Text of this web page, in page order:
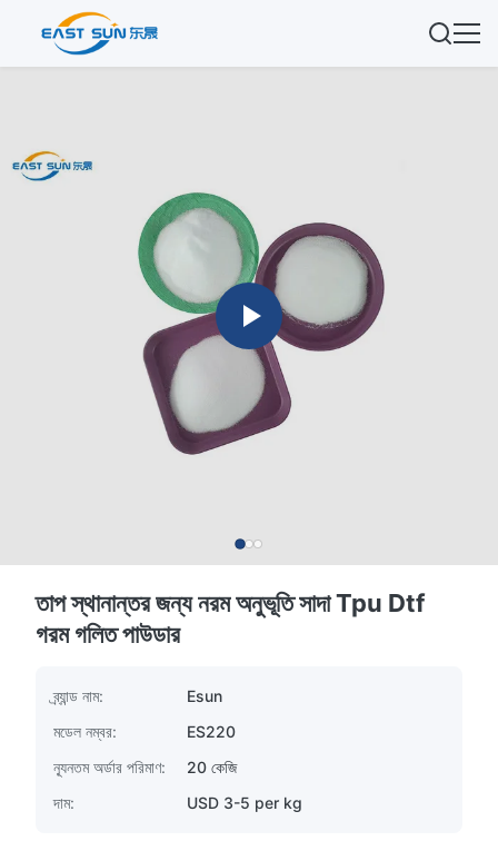
তাপ স্থানান্তর জন্য নরম অনুভূতি সাদা Tpu Dtf
গরম গলিত পাউডার
ব্র্যান্ড নাম:
Esun
মডেল নম্বর:
ES220
ন্যূনতম অর্ডার পরিমাণ:
20 কেজি
দাম:
USD 3-5 per kg